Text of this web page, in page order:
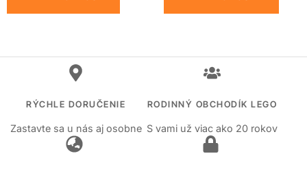
RÝCHLE DORUČENIE
Zastavte sa u nás aj osobne
RODINNÝ OBCHODÍK LEGO
S vami už viac ako 20 rokov